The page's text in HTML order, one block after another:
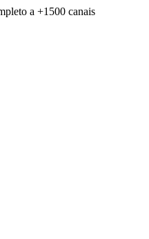
a +1500 canais